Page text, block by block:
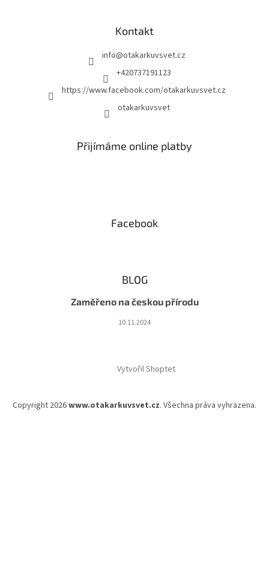
Kontakt
info@otakarkuvsvet.cz
+420737191123
https://www.facebook.com/otakarkuvsvet.cz
otakarkuvsvet
Přijímáme online platby
Facebook
BLOG
Zaměřeno na českou přírodu
10.11.2024
Vytvořil Shoptet
Copyright 2026www.otakarkuvsvet.cz. Všechna práva vyhrazena.